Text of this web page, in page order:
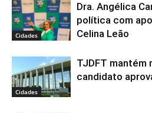
Cidades
Dra. Angélica
política com
Celina Leão
Cidades
TJDFT mantém
candidato